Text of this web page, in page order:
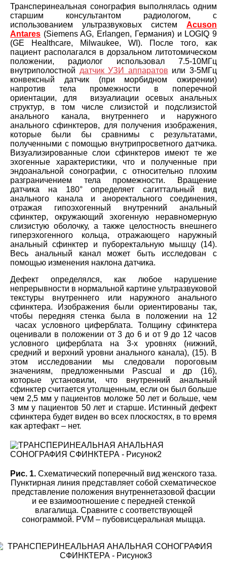
Трансперинеальная сонография выполнялась одним
старшим консультантом радиологом, с
использованием ультразвуковых систем Acuson
Antares (Siemens AG, Erlangen, Германия) и LOGIQ 9
(GE Healthcare, Milwaukee, WI). После того, как
пациент располагался в дорзальном литотомическом
положении, радиолог использовал 7.5-10МГц
внутриполостной датчик УЗИ аппаратов или 3-5МГц
конвексный датчик (при морбидном ожирении)
напротив тела промежности в поперечной
ориентации, для визуалиации осевых анальных
структур, в том числе слизистой и подслизистой
анального канала, внутреннего и наружного
анального сфинктеров, для получения изображения,
которые были бы сравнимы с результатами,
полученными с помощью внутрипросветного датчика.
Визуализированные слои сфинктеров имеют те же
эхогенные характеристики, что и полученные при
эндоанальной сонографии, с относительно плохим
разграничением тела промежности. Вращение
датчика на 180° определяет сагиттальный вид
анального канала и аноректального соединения,
отражая гипоэхогенный внутренний анальный
сфинктер, окружающий эхогенную неравномерную
слизистую оболочку, а также целостность внешнего
гиперэхогенного кольца, отражающего наружный
анальный сфинктер и пуборектальную мышцу (14).
Весь анальный канал может быть исследован с
помощью изменения наклона датчика.
Дефект определялся, как любое нарушение
непрерывности в нормальной картине ультразвуковой
текстуры внутреннего или наружного анального
сфинктера. Изображения были ориентированы так,
чтобы передняя стенка была в положении на 12
часах условного циферблата. Толщину сфинктера
оценивали в положении от 3 до 6 и от 9 до 12 часов
условного циферблата на 3-х уровнях (нижний,
средний и верхний уровни анального канала), (15). В
этом исследовании мы следовали пороговым
значениям, предложенными Pascual и др (16),
которые установили, что внутренний анальный
сфинктер считается утолщенным, если он был больше
чем 2,5 мм у пациентов моложе 50 лет и больше, чем
3 мм у пациентов 50 лет и старше. Истинный дефект
сфинктера будет виден во всех плоскостях, в то время
как артефакт – нет.
Рис. 1. Схематический поперечный вид женского таза.
Пунктирная линия представляет собой схематическое
представление положения внутреннетазовой фасции
и ее взаимоотношение с передней стенкой
влагалища. Сравните с соответствующей
сонограммой. PVM – пубовисцеральная мыщца.